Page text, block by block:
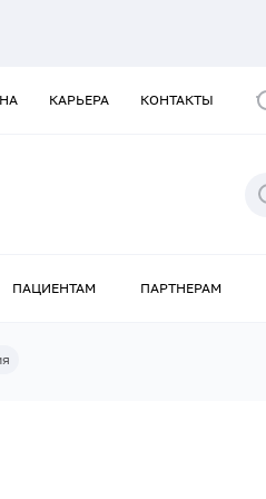
КАРЬЕРА КОНТАКТЫ
ПАЦИЕНТАМ ПАРТНЕРАМ